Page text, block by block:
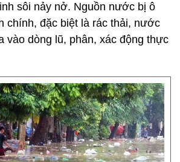
sôi nảy nở. Nguồn nước bị ô
chính, đặc biệt là rác thải, nước
vào dòng lũ, phân, xác động thực